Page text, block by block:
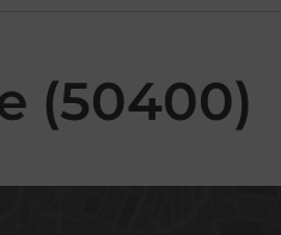
(50400)